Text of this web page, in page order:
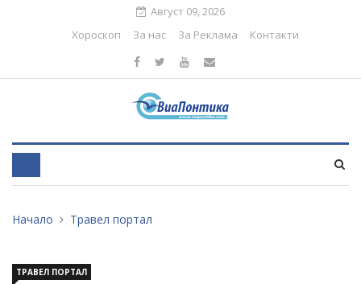
Август 09, 2026
Хороскоп
За нас За Реклама Контакти
Начало Травел портал
ТРАВЕЛ ПОРТАЛ